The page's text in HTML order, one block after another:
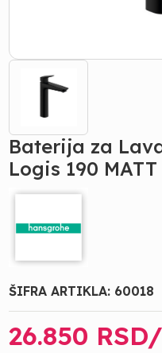
Baterija za
Logis 190 MATT
ŠIFRA ARTIKLA: 60018
26.850 RSD/